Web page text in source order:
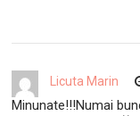
Licuta Marin
Minunate!!!Numai